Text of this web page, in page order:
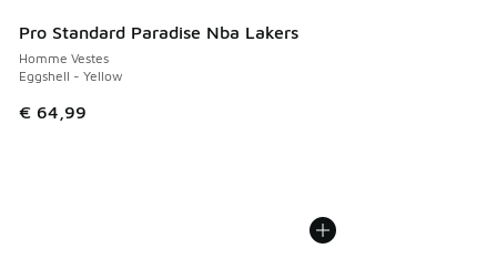
Pro Standard Paradise Nba Lakers
Homme Vestes
Eggshell - Yellow
€ 64,99